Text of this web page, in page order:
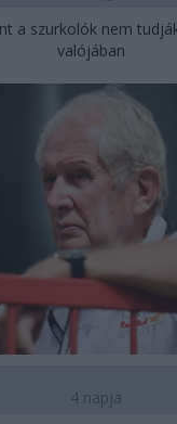
a szurkolók nem
valójában
4 napja